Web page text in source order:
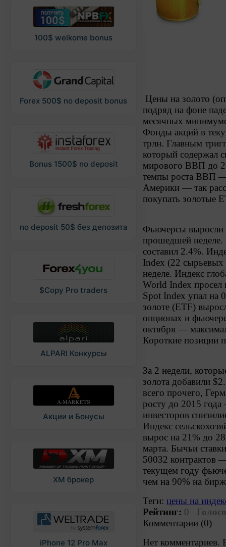
100$ welkome bonus
Forex 500$ no deposit bonus
Bonus 1500$ no deposit
no deposit 50$ без депозита
$Copy Pro traders
ALPARI Конкурсы
Акции и Бонусы
XM брокер
iPhone 12 Pro Max
Цены на золото
подряд на фоне
месячных
Фонды акций в
трлн. Главным
который содержал
мирового ВВП до
темпы роста ВВП —
Америки — так
покупать золотые
Фьючерсы выросли
прошедшей неделе.
составил 2.4%.
Index (22 сырьевых
неделе. Индекс
World Index
Spot Index упал на
золоте (ETF)
опционах и
октября —
Короткие позиции
За 2 недели,
золота добавили
всего прочего,
росту до 2015 года
инвесторов
Индекс
вырос на 21% до
марта. Бычьи
50032 контрактов
текущем году
чем на 90% на
Теги: цены на
Рейтинг: 0
Комментарии (0)
Нет